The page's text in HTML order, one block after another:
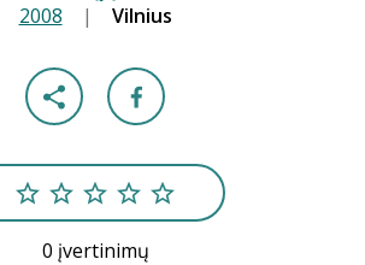
2008 | Vilnius
0 įvertinimų